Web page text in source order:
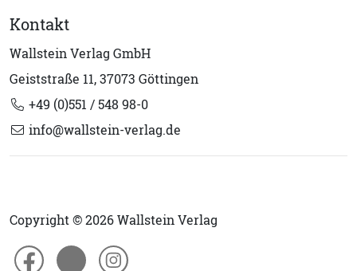
Kontakt
Wallstein Verlag GmbH
Geiststraße 11, 37073 Göttingen
+49 (0)551 / 548 98-0
info@wallstein-verlag.de
Copyright © 2026 Wallstein Verlag